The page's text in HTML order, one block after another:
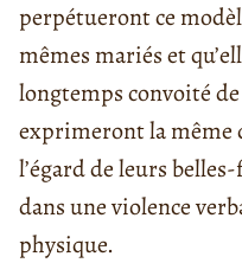
perpétueront ce
mêmes mariés et
longtemps convoité
exprimeront la même
l’égard de leurs
dans une violence
physique.